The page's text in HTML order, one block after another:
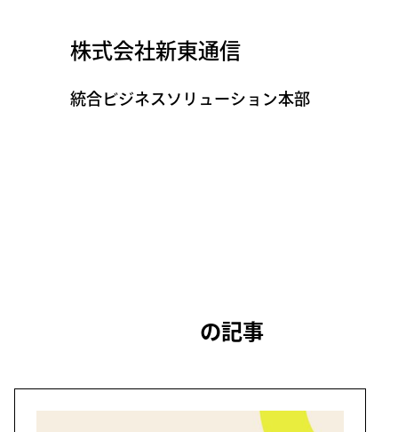
株式会社新東通信
統合ビジネスソリューション本部
の記事